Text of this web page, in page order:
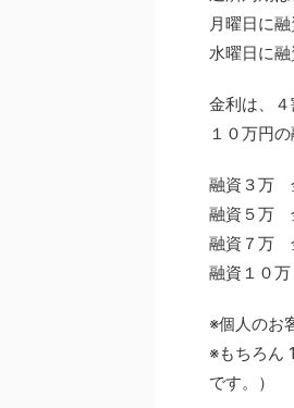
月曜日に
水曜日に
金利は、４
１０万円
融資３万
融資５万
融資７万
融資１０
※個人のお
※もちろん
です。）